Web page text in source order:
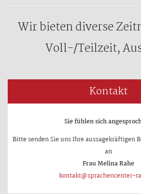
Wir bieten diverse
Voll-/Teilzeit,
Kontakt
Sie fühlen sich
Bitte senden Sie uns Ihre aussagekräftigen
an
Frau Melina Rahe
kontakt@sprachencenter-